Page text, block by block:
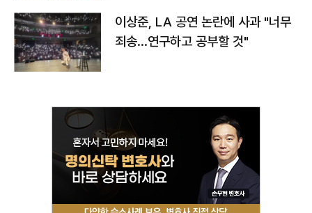
이상준, LA 공연 논란에 사과 "너무
죄송…연구하고 공부할 것"